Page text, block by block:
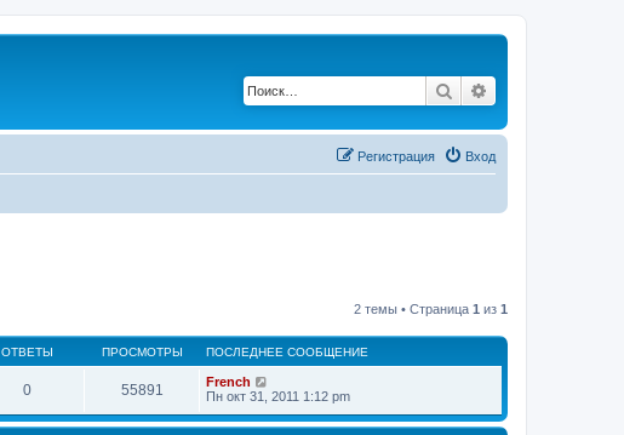
Поиск
Вход
Регистрация
2 темы • Страница 1 из 1
ОТВЕТЫ ПРОСМОТРЫ ПОСЛЕДНЕЕ СООБЩЕНИЕ
0 55891
French
Пн окт 31, 2011 1:12 pm